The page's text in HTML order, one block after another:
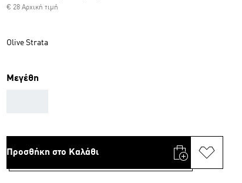
€ 28 Αρχική τιμή
Olive Strata
Μεγέθη
Προσθήκη στο Καλάθι